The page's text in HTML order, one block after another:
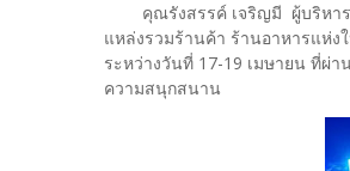
คุณรังสรรค์ เจริญมี ผู้บริหาร บ
แหล่งรวมร้านค้า ร้านอาหารแห่ง
ระหว่างวันที่ 17-19 เมษายน ที่ผ่า
ความสนุกสนาน